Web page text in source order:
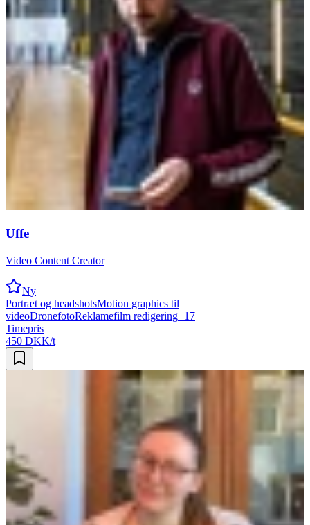
Uffe
Video Content Creator
Ny
Portræt og headshotsMotion graphics til
videoDronefotoReklamefilm redigering+17
Timepris
450 DKK/t